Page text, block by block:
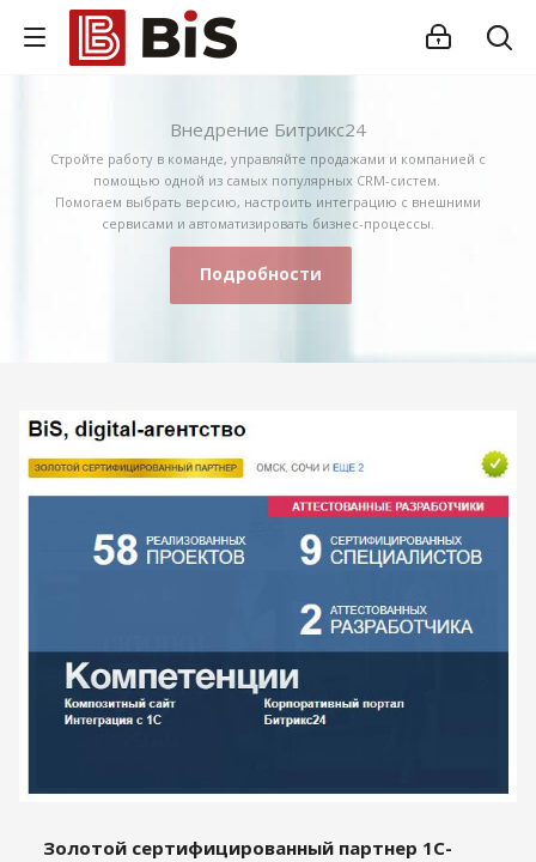
Внедрение Битрикс24
Стройте работу в команде, управляйте продажами и компанией с
помощью одной из самых популярных CRM-систем.
Помогаем выбрать версию, настроить интеграцию с внешними
сервисами и автоматизировать бизнес-процессы.
Подробности
Золотой сертифицированный партнер 1С-